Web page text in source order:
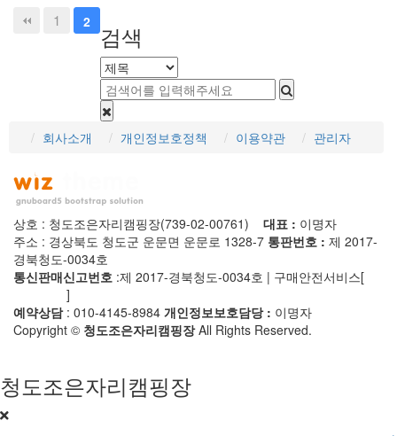
1 2 검색
회사소개 개인정보호정책 이용약관 관리자
상호 : 청도조은자리캠핑장(739-02-00761) 대표 : 이명자
주소 : 경상북도 청도군 운문면 운문로 1328-7 통판번호 : 제 2017-
경북청도-0034호
통신판매신고번호 :제 2017-경북청도-0034호 | 구매안전서비스[
]
예약상담: 010-4145-8984 개인정보보호담당 : 이명자
Copyright © 청도조은자리캠핑장All Rights Reserved.
청도조은자리캠핑장